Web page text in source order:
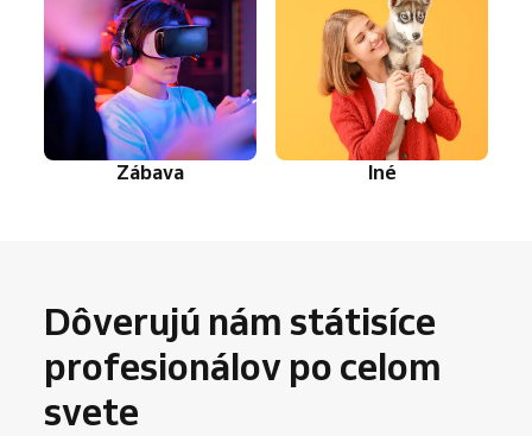
Zábava Iné
Dôverujú nám státisíce
profesionálov po celom
svete